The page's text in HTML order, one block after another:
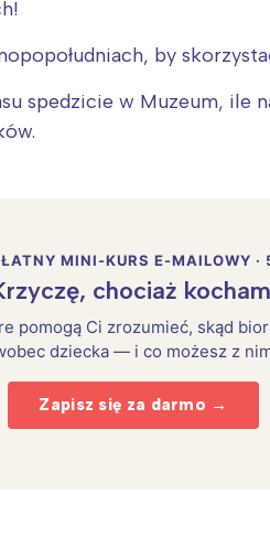
by
spedzicie w Muzeum, ile
MINI-KURS E-MAILOWY ·
chociaż
pomogą Ci zrozumieć, skąd
dziecka — i co możesz z
Zapisz się za darmo →